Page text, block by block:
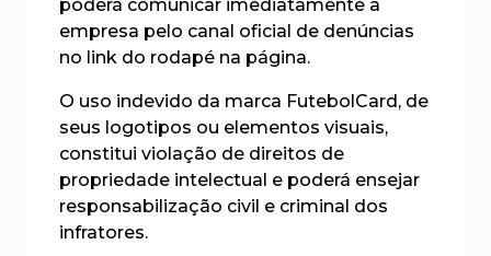
poderá comunicar imediatamente a
empresa pelo canal oficial de denúncias
no link do rodapé na página.
O uso indevido da marca FutebolCard, de
seus logotipos ou elementos visuais,
constitui violação de direitos de
propriedade intelectual e poderá ensejar
responsabilização civil e criminal dos
infratores.